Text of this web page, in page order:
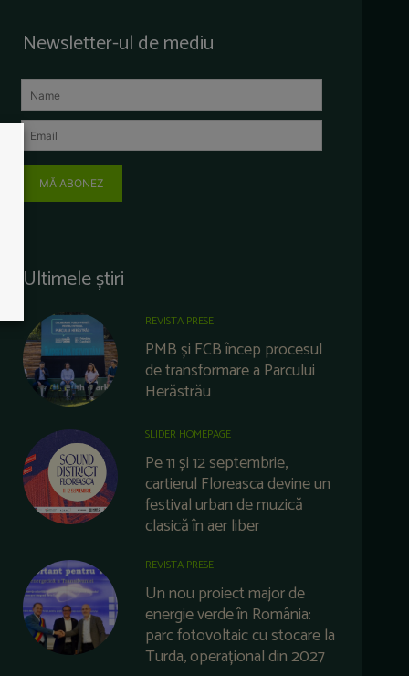
Newsletter-ul de mediu
MĂ ABONEZ
Ultimele știri
REVISTA PRESEI
PMB și FCB încep procesul
de transformare a Parcului
Herăstrău
SLIDER HOMEPAGE
Pe 11 și 12 septembrie,
cartierul Floreasca devine un
festival urban de muzică
clasică în aer liber
REVISTA PRESEI
Un nou proiect major de
energie verde în România:
parc fotovoltaic cu stocare la
Turda, operațional din 2027